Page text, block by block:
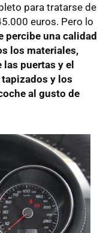
para tratarse de
euros. Pero lo
percibe una calidad
los materiales,
puertas y el
y los
al gusto de